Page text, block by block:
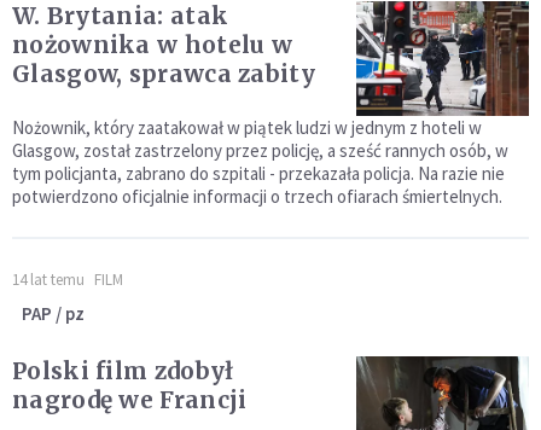
W. Brytania: atak
nożownika w hotelu w
Glasgow, sprawca zabity
Nożownik, który zaatakował w piątek ludzi w jednym z hoteli w
Glasgow, został zastrzelony przez policję, a sześć rannych osób, w
tym policjanta, zabrano do szpitali - przekazała policja. Na razie nie
potwierdzono oficjalnie informacji o trzech ofiarach śmiertelnych.
14 lat temu FILM
PAP / pz
Polski film zdobył
nagrodę we Francji